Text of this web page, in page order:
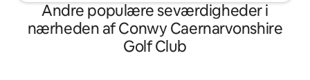
Andre populære seværdigheder i
nærheden af Conwy Caernarvonshire
Golf Club